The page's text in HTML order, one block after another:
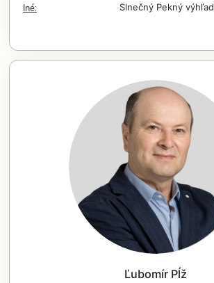
Iné: Slnečný Pekný výhľad
Ľubomír Pĺž